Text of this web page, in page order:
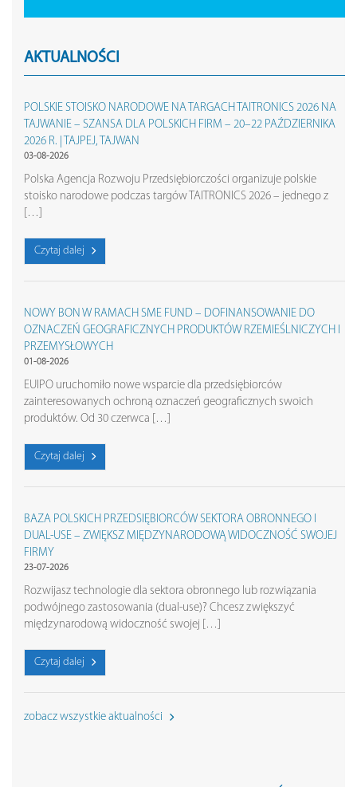
AKTUALNOŚCI
POLSKIE STOISKO NARODOWE NA TARGACH TAITRONICS 2026 NA
TAJWANIE – SZANSA DLA POLSKICH FIRM – 20–22 PAŹDZIERNIKA
2026 R. | TAJPEJ, TAJWAN
03-08-2026
Polska Agencja Rozwoju Przedsiębiorczości organizuje polskie
stoisko narodowe podczas targów TAITRONICS 2026 – jednego z
[…]
Czytaj dalej
NOWY BON W RAMACH SME FUND – DOFINANSOWANIE DO
OZNACZEŃ GEOGRAFICZNYCH PRODUKTÓW RZEMIEŚLNICZYCH I
PRZEMYSŁOWYCH
01-08-2026
EUIPO uruchomiło nowe wsparcie dla przedsiębiorców
zainteresowanych ochroną oznaczeń geograficznych swoich
produktów. Od 30 czerwca […]
Czytaj dalej
BAZA POLSKICH PRZEDSIĘBIORCÓW SEKTORA OBRONNEGO I
DUAL-USE – ZWIĘKSZ MIĘDZYNARODOWĄ WIDOCZNOŚĆ SWOJEJ
FIRMY
23-07-2026
Rozwijasz technologie dla sektora obronnego lub rozwiązania
podwójnego zastosowania (dual-use)? Chcesz zwiększyć
międzynarodową widoczność swojej […]
Czytaj dalej
zobacz wszystkie aktualności